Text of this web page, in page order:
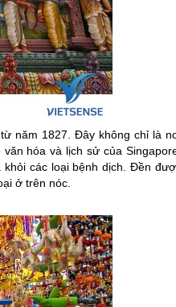
năm 1827. Đây không chỉ là
hóa và lịch sử của
các loại bệnh dịch. Đền
ở trên nóc.